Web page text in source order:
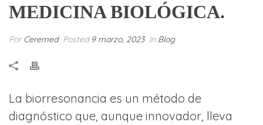
MEDICINA BIOLÓGICA.
PorCeremed Posted 9 marzo, 2023 In Blog
La biorresonancia es un método de
diagnóstico que, aunque innovador, lleva